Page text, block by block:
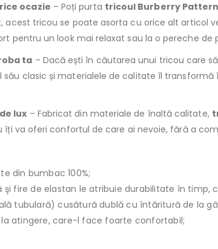
ocazie – Poți purta tricoul Burberry Pattern
acest tricou se poate asorta cu orice alt articol
pentru un look mai relaxat sau la o pereche
ta – Dacă ești în căutarea unui tricou care
său clasic și materialele de calitate îl
lux – Fabricat din materiale de înaltă calitate,
îți va oferi confortul de care ai nevoie, fără a
din bumbac 100%;
fire de elastan le atribuie durabilitate în
tubulară) cusătură dublă cu întăritură de la
atingere, care-l face foarte confortabil;